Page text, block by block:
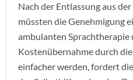
Nach der Entlassung aus
müssten die Genehmigung
ambulanten Sprachtherapie
Kostenübernahme durch
einfacher werden, fordert